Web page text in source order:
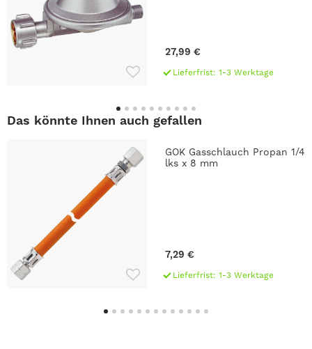
27,99 €
Lieferfrist: 1-3 Werktage
Das könnte Ihnen auch gefallen
GOK Gasschlauch Propan 1/4
lks x 8 mm
7,29 €
Lieferfrist: 1-3 Werktage